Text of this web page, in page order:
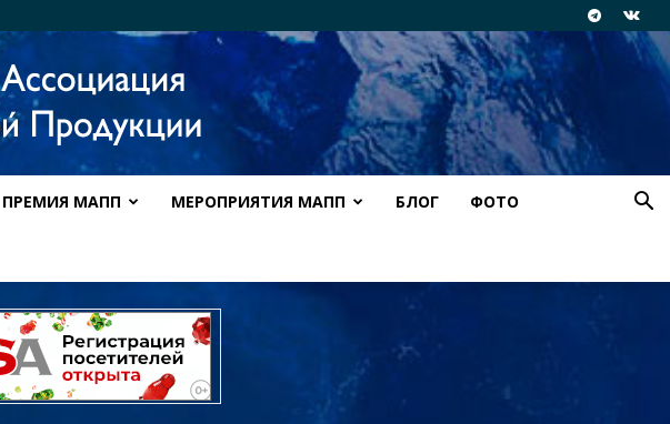
ПРЕМИЯ МАПП МЕРОПРИЯТИЯ МАПП БЛОГ ФОТО